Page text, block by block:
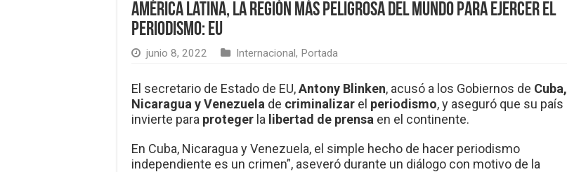
América Latina, la región más peligrosa del mundo para ejercer el
periodismo: EU
junio 8, 2022 Internacional, Portada
El secretario de Estado de EU,Antony Blinken, acusó a los Gobiernos de Cuba,
Nicaragua y Venezuela de criminalizar el periodismo, y aseguró que su país
invierte para proteger la libertad de prensa en el continente.
En Cuba, Nicaragua y Venezuela, el simple hecho de hacer periodismo
independiente es un crimen”, aseveró durante un diálogo con motivo de la